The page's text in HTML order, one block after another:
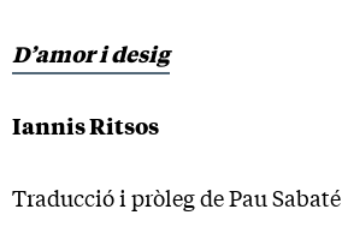
D’amor i desig
Iannis Ritsos
Traducció i pròleg de Pau Sabaté